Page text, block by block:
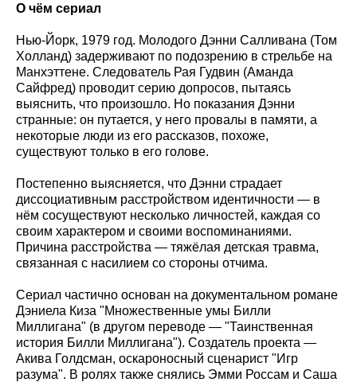
О чём сериал
Нью-Йорк, 1979 год. Молодого Дэнни Салливана (Том
Холланд) задерживают по подозрению в стрельбе на
Манхэттене. Следователь Рая Гудвин (Аманда
Сайфред) проводит серию допросов, пытаясь
выяснить, что произошло. Но показания Дэнни
странные: он путается, у него провалы в памяти, а
некоторые люди из его рассказов, похоже,
существуют только в его голове.
Постепенно выясняется, что Дэнни страдает
диссоциативным расстройством идентичности — в
нём сосуществуют несколько личностей, каждая со
своим характером и своими воспоминаниями.
Причина расстройства — тяжёлая детская травма,
связанная с насилием со стороны отчима.
Сериал частично основан на документальном романе
Дэниела Киза "Множественные умы Билли
Миллигана" (в другом переводе — "Таинственная
история Билли Миллигана"). Создатель проекта —
Акива Голдсман, оскароносный сценарист "Игр
разума". В ролях также снялись Эмми Россам и Саша